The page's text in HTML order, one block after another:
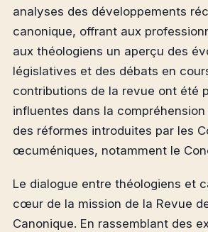
analyses des développements
canonique, offrant aux
aux théologiens un aperçu des
législatives et des débats en
contributions de la revue ont été
influentes dans la compréhension
des réformes introduites par les
œcuméniques, notamment le
Le dialogue entre théologiens et
cœur de la mission de la Revue
Canonique. En rassemblant des